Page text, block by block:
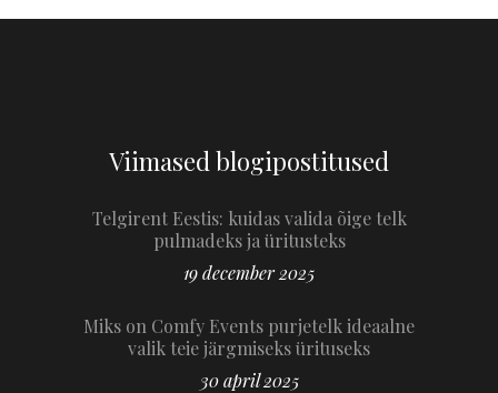
Viimased blogipostitused
Telgirent Eestis: kuidas valida õige telk
pulmadeks ja üritusteks
19 december 2025
Miks on Comfy Events purjetelk ideaalne
valik teie järgmiseks ürituseks
30 april 2025